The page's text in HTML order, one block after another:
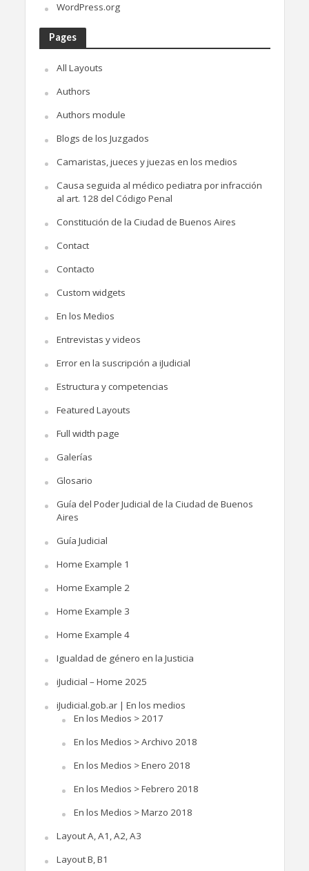
WordPress.org
Pages
All Layouts
Authors
Authors module
Blogs de los Juzgados
Camaristas, jueces y juezas en los medios
Causa seguida al médico pediatra por infracción
al art. 128 del Código Penal
Constitución de la Ciudad de Buenos Aires
Contact
Contacto
Custom widgets
En los Medios
Entrevistas y videos
Error en la suscripción a iJudicial
Estructura y competencias
Featured Layouts
Full width page
Galerías
Glosario
Guía del Poder Judicial de la Ciudad de Buenos
Aires
Guía Judicial
Home Example 1
Home Example 2
Home Example 3
Home Example 4
Igualdad de género en la Justicia
iJudicial – Home 2025
iJudicial.gob.ar | En los medios
En los Medios > 2017
En los Medios > Archivo 2018
En los Medios > Enero 2018
En los Medios > Febrero 2018
En los Medios > Marzo 2018
Layout A, A1, A2, A3
Layout B, B1